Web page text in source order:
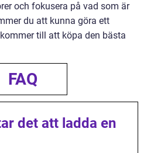
och fokusera på vad som är
du att kunna göra ett
till att köpa den bästa
FAQ
det att ladda en